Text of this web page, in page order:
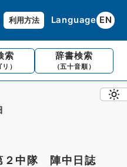
利用方法 Language EN
索
）
辞書検索
（五十音順）
２中隊 陣中日誌